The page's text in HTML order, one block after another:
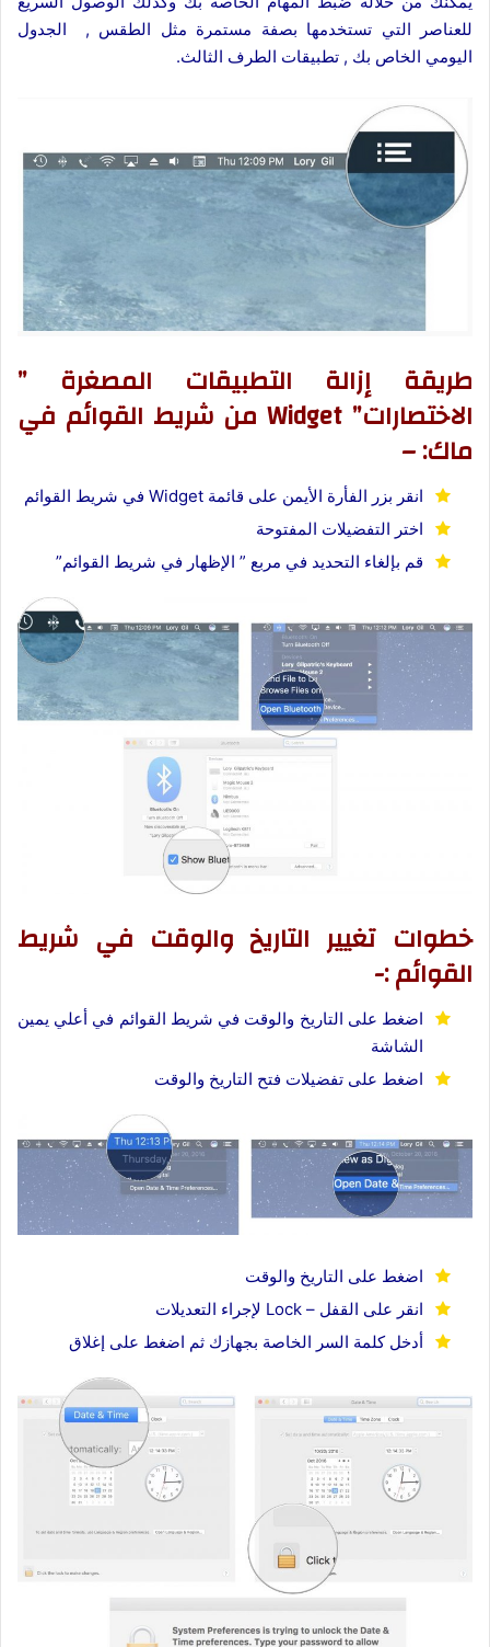
للعناصر التي تستخدمها بصفة مستمرة مثل الطقس , الجدول
اليومي الخاص بك , تطبيقات الطرف الثالث.
طريقة إزالة التطبيقات المصغرة ”
الاختصارات” Widget من شريط القوائم في
ماك: –
انقر بزر الفأرة الأيمن على قائمة Widget في شريط القوائم
اختر التفضيلات المفتوحة
قم بإلغاء التحديد في مربع ” الإظهار في شريط القوائم”
خطوات تغيير التاريخ والوقت في شريط
القوائم :-
اضغط على التاريخ والوقت في شريط القوائم في أعلي يمين
الشاشة
اضغط على تفضيلات فتح التاريخ والوقت
اضغط على التاريخ والوقت
انقر على القفل – Lock لإجراء التعديلات
أدخل كلمة السر الخاصة بجهازك ثم اضغط على إغلاق